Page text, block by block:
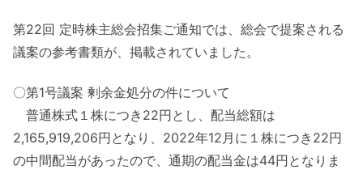
第22回 定時株主総会招集ご通知では、総会で提案される
議案の参考書類が、掲載されていました。
〇第1号議案 剰余金処分の件について
普通株式１株につき22円とし、配当総額は
2,165,919,206円となり、2022年12月に１株につき22円
の中間配当があったので、通期の配当金は44円となりま